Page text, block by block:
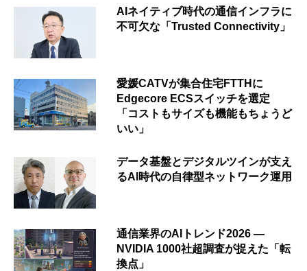
AIネイティブ時代の通信インフラに
不可欠な「Trusted Connectivity」
愛媛CATVが集合住宅FTTHに
Edgecore ECSスイッチを選定
「コストもサイズも機能もちょうど
いい」
データ基盤とデジタルツインが支え
るAI時代の自律型ネットワーク運用
通信業界のAIトレンド2026 ―
NVIDIA 1000社超調査が捉えた「転
換点」